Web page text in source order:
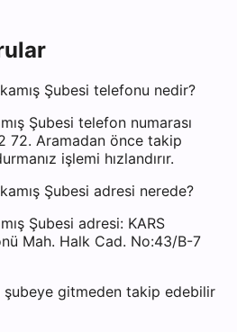
Şubesi telefonu nedir?
Şubesi telefon numarası
72. Aramadan önce takip
işlemi hızlandırır.
Şubesi adresi nerede?
Şubesi adresi: KARS
Mah. Halk Cad. No:43/B-7
şubeye gitmeden takip edebilir